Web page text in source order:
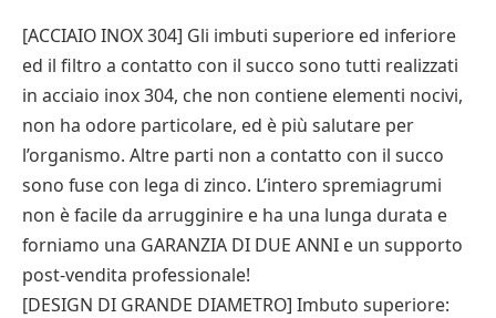
[ACCIAIO INOX 304] Gli imbuti superiore ed inferiore
ed il filtro a contatto con il succo sono tutti realizzati
in acciaio inox 304, che non contiene elementi nocivi,
non ha odore particolare, ed è più salutare per
l’organismo. Altre parti non a contatto con il succo
sono fuse con lega di zinco. L’intero spremiagrumi
non è facile da arrugginire e ha una lunga durata e
forniamo una GARANZIA DI DUE ANNI e un supporto
post-vendita professionale!
[DESIGN DI GRANDE DIAMETRO] Imbuto superiore: